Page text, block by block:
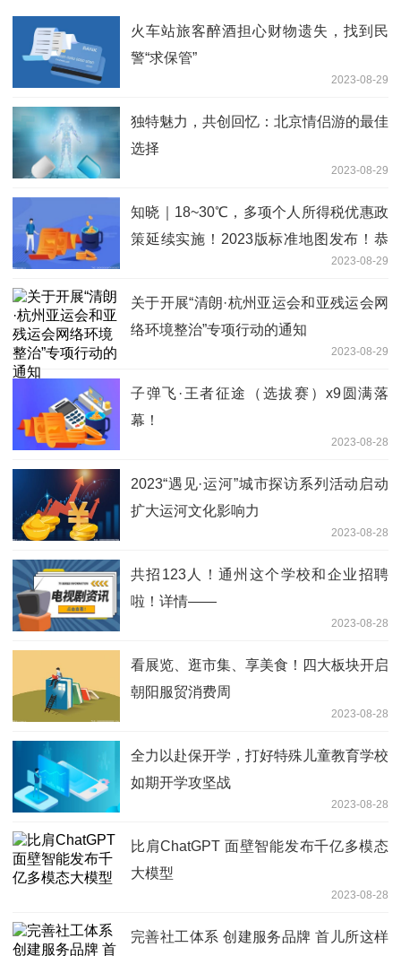
火车站旅客醉酒担心财物遗失，找到民
警“求保管”
2023-08-29
独特魅力，共创回忆：北京情侣游的最佳
选择
2023-08-29
知晓｜18~30℃，多项个人所得税优惠政
策延续实施！2023版标准地图发布！恭
王府2023年宫廷金鱼特展开幕！2023-08-29
关于开展“清朗·杭州亚运会和亚残运会网
络环境整治”专项行动的通知
2023-08-29
子弹飞·王者征途（选拔赛）x9圆满落
幕！
2023-08-28
2023“遇见·运河”城市探访系列活动启动
扩大运河文化影响力
2023-08-28
共招123人！通州这个学校和企业招聘
啦！详情——
2023-08-28
看展览、逛市集、享美食！四大板块开启
朝阳服贸消费周
2023-08-28
全力以赴保开学，打好特殊儿童教育学校
如期开学攻坚战
2023-08-28
比肩ChatGPT 面壁智能发布千亿多模态
大模型
2023-08-28
完善社工体系 创建服务品牌 首儿所这样